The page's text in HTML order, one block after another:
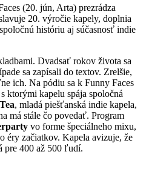
(20. jún, Arta) prezrádza
20. výročie kapely, doplnia
históriu aj súčasnosť indie
Dvadsať rokov života sa
sa zapísali do textov. Zrelšie,
ich. Na pódiu sa k Funny Faces
s ktorými kapelu spája spoločná
, mladá piešťanská indie kapela,
má stále čo povedať. Program
vo forme špeciálneho mixu,
éry začiatkov. Kapela avizuje, že
pre 400 až 500 ľudí.